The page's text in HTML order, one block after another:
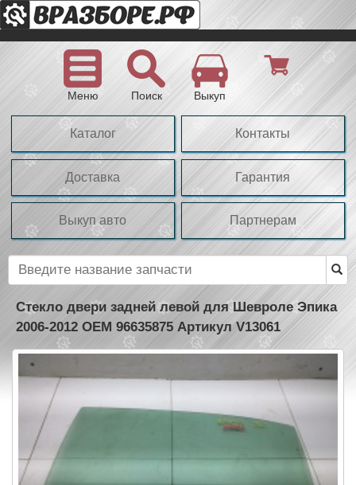
Меню Поиск Выкуп
Каталог Контакты
Доставка Гарантия
Выкуп авто Партнерам
Стекло двери задней левой для Шевроле Эпика
2006-2012 OEM 96635875 Артикул V13061